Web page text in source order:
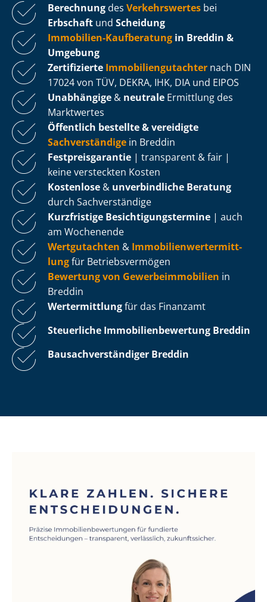
Berechnung des Verkehrswertes bei
Erbschaft und Scheidung
Immobilien-Kaufberatung in Breddin &
Umgebung
Zertifizierte Im­mo­bi­li­en­gut­ach­ter nach DIN
17024 von TÜV, DEKRA, IHK, DIA und EIPOS
Unabhängige & neutrale Ermittlung des
Marktwertes
Öffentlich bestellte & vereidigte
Sachverständige in Breddin
Fest­preis­ga­ran­tie | transparent & fair |
keine versteckten Kosten
Kostenlose & unverbindliche Beratung
durch Sachverständige
Kurzfristige Be­sich­ti­gungs­ter­mi­ne | auch
am Wochenende
Wertgutachten & Im­mo­bi­li­en­wert­ermitt­
lungfür Be­triebs­ver­mö­gen
Bewertung von Ge­wer­be­im­mo­bi­li­en in
Breddin
Wertermittlungfür das Finanzamt
Steuerliche Im­mo­bi­li­en­be­wer­tung Breddin
Bau­sach­ver­stän­di­ger Breddin